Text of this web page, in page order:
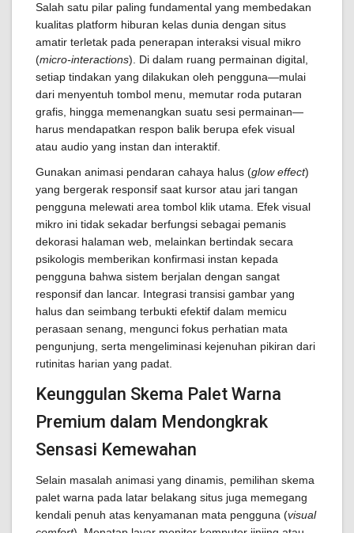
Salah satu pilar paling fundamental yang membedakan
kualitas platform hiburan kelas dunia dengan situs
amatir terletak pada penerapan interaksi visual mikro
(micro-interactions). Di dalam ruang permainan digital,
setiap tindakan yang dilakukan oleh pengguna—mulai
dari menyentuh tombol menu, memutar roda putaran
grafis, hingga memenangkan suatu sesi permainan—
harus mendapatkan respon balik berupa efek visual
atau audio yang instan dan interaktif.
Gunakan animasi pendaran cahaya halus (glow effect)
yang bergerak responsif saat kursor atau jari tangan
pengguna melewati area tombol klik utama. Efek visual
mikro ini tidak sekadar berfungsi sebagai pemanis
dekorasi halaman web, melainkan bertindak secara
psikologis memberikan konfirmasi instan kepada
pengguna bahwa sistem berjalan dengan sangat
responsif dan lancar. Integrasi transisi gambar yang
halus dan seimbang terbukti efektif dalam memicu
perasaan senang, mengunci fokus perhatian mata
pengunjung, serta mengeliminasi kejenuhan pikiran dari
rutinitas harian yang padat.
Keunggulan Skema Palet Warna
Premium dalam Mendongkrak
Sensasi Kemewahan
Selain masalah animasi yang dinamis, pemilihan skema
palet warna pada latar belakang situs juga memegang
kendali penuh atas kenyamanan mata pengguna (visual